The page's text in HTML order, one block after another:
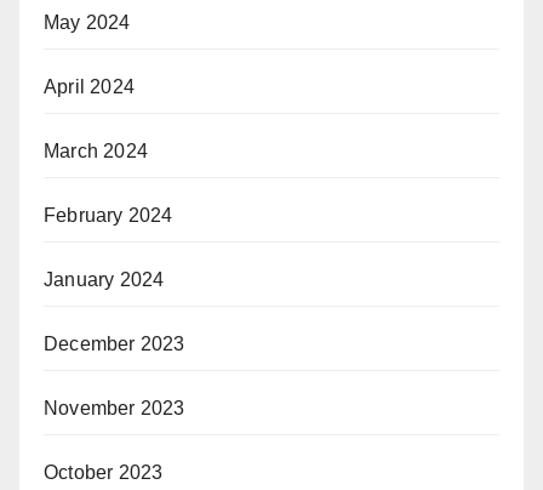
May 2024
April 2024
March 2024
February 2024
January 2024
December 2023
November 2023
October 2023